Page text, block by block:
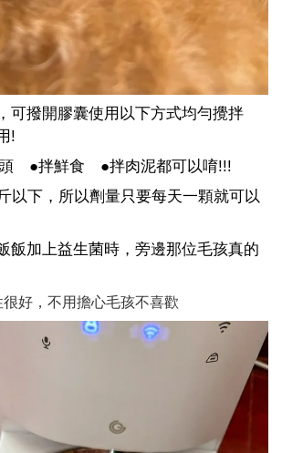
可撥開膠囊使用以下方式均勻攪拌
!
●拌鮮食 ●拌肉泥都可以唷!!!
以下，所以劑量只要每天一顆就可以
飯加上益生菌時，旁邊那位毛孩真的
好，不用擔心毛孩不喜歡